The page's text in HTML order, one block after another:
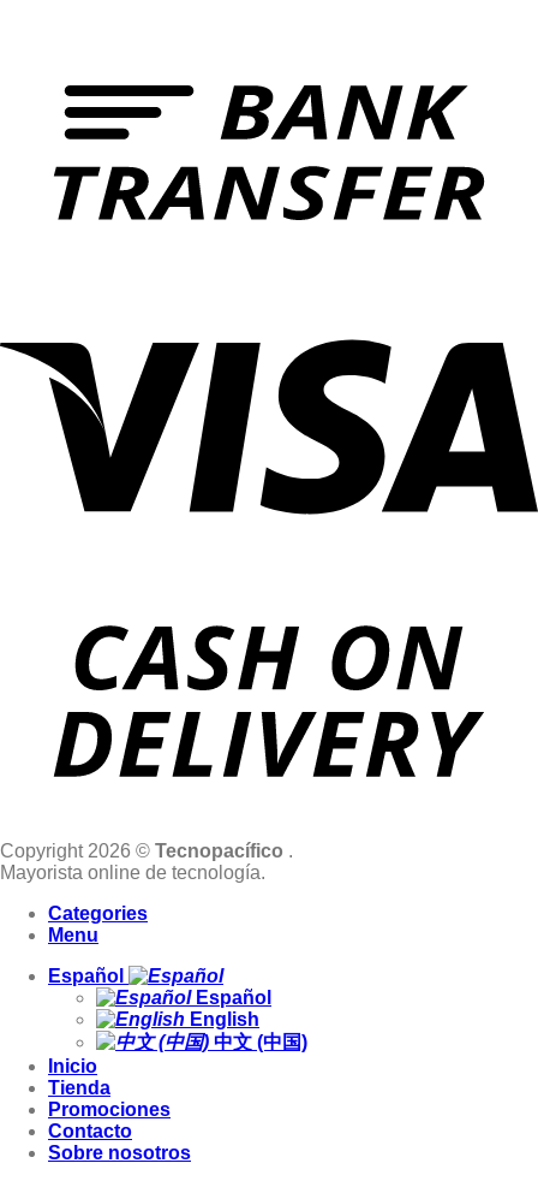
Copyright 2026 © Tecnopacífico .
Mayorista online de tecnología.
Categories
Menu
Español
Español
English
中文 (中国)
Inicio
Tienda
Promociones
Contacto
Sobre nosotros